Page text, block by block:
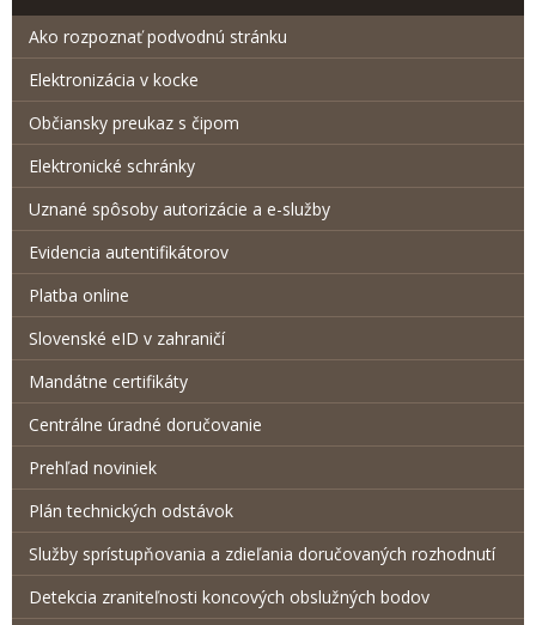
Ako rozpoznať podvodnú stránku
Elektronizácia v kocke
Občiansky preukaz s čipom
Elektronické schránky
Uznané spôsoby autorizácie a e-služby
Evidencia autentifikátorov
Platba online
Slovenské eID v zahraničí
Mandátne certifikáty
Centrálne úradné doručovanie
Prehľad noviniek
Plán technických odstávok
Služby sprístupňovania a zdieľania doručovaných rozhodnutí
Detekcia zraniteľnosti koncových obslužných bodov